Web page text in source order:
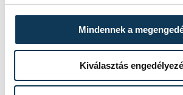
Mindennek a
Kiválasztás
SZERZŐ
vehir.hu